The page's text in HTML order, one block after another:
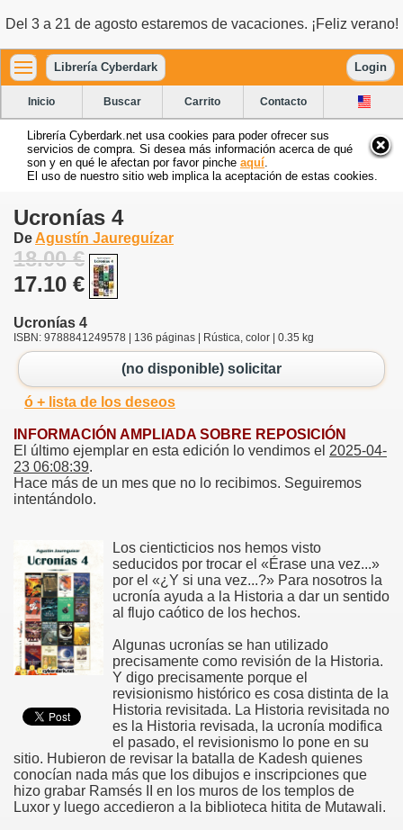
Del 3 a 21 de agosto estaremos de vacaciones. ¡Feliz verano!
Librería Cyberdark Login
Inicio Buscar Carrito Contacto
Librería Cyberdark.net usa cookies para poder ofrecer sus
servicios de compra. Si desea más información acerca de qué
son y en qué le afectan por favor pinche aquí
El uso de nuestro sitio web implica la aceptación de estas cookies.
Ucronías 4
De Agustín Jaureguízar
18.00 €
17.10 €
Ucronías 4
ISBN: 9788841249578 | 136 páginas | Rústica, color | 0.35 kg
(no disponible) solicitar
ó + lista de los deseos
INFORMACIÓN AMPLIADA SOBRE REPOSICIÓN
El último ejemplar en esta edición lo vendimos el 2025-04-
23 06:08:39.
Hace más de un mes que no lo recibimos. Seguiremos
intentándolo.
Los cienticticios nos hemos visto
seducidos por trocar el «Érase una vez...»
por el «¿Y si una vez...?» Para nosotros la
ucronía ayuda a la Historia a dar un sentido
al flujo caótico de los hechos.
Algunas ucronías se han utilizado
precisamente como revisión de la Historia.
Y digo precisamente porque el
revisionismo histórico es cosa distinta de la
Historia revisitada. La Historia revisitada no
es la Historia revisada, la ucronía modifica
el pasado, el revisionismo lo pone en su
sitio. Hubieron de revisar la batalla de Kadesh quienes
conocían nada más que los dibujos e inscripciones que
hizo grabar Ramsés II en los muros de los templos de
Luxor y luego accedieron a la biblioteca hitita de Mutawali.